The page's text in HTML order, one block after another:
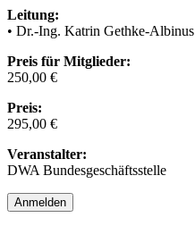
Leitung:
• Dr.-Ing. Katrin Gethke-Albinus
Preis für Mitglieder:
250,00 €
Preis:
295,00 €
Veranstalter:
DWA Bundesgeschäftsstelle
Anmelden